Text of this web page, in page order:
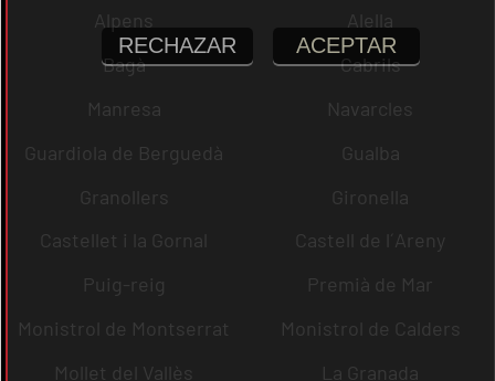
Alpens
Alella
Bagà
Cabrils
Manresa
Navarcles
Guardiola de Berguedà
Gualba
Granollers
Gironella
Castellet i la Gornal
Castell de l´Areny
Puig-reig
Premià de Mar
Monistrol de Montserrat
Monistrol de Calders
Mollet del Vallès
La Granada
RECHAZAR ACEPTAR